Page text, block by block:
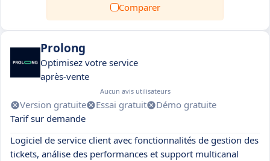
Comparer
Prolong
Optimisez votre service
après-vente
Aucun avis utilisateurs
Version gratuite Essai gratuit
Démo gratuite
Tarif sur demande
Logiciel de service client avec fonctionnalités de gestion des
tickets, análise des performances et support multicanal